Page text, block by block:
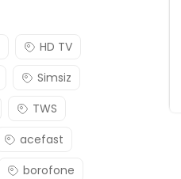
HD TV
Simsiz
TWS
acefast
borofone